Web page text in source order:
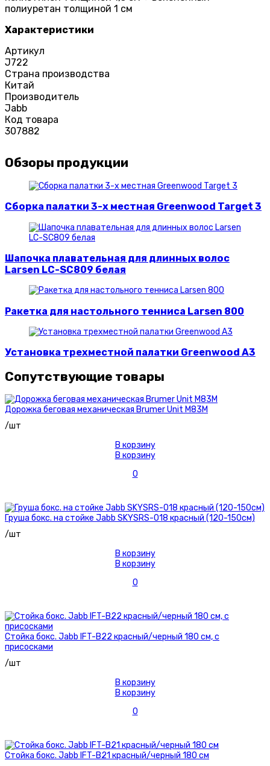
полиуретан толщиной 1 см
Характеристики
Артикул
J722
Страна производства
Китай
Производитель
Jabb
Код товара
307882
Обзоры продукции
Сборка палатки 3-х местная Greenwood Target 3
Шапочка плавательная для длинных волос
Larsen LC-SC809 белая
Ракетка для настольного тенниса Larsen 800
Установка трехместной палатки Greenwood A3
Сопутствующие товары
Дорожка беговая механическая Brumer Unit M83M
/шт
В корзину
В корзину
0
Груша бокс. на стойке Jabb SKYSRS-018 красный (120-150см)
/шт
В корзину
В корзину
0
Стойка бокс. Jabb IFT-B22 красный/черный 180 см, с
присосками
/шт
В корзину
В корзину
0
Стойка бокс. Jabb IFT-B21 красный/черный 180 см